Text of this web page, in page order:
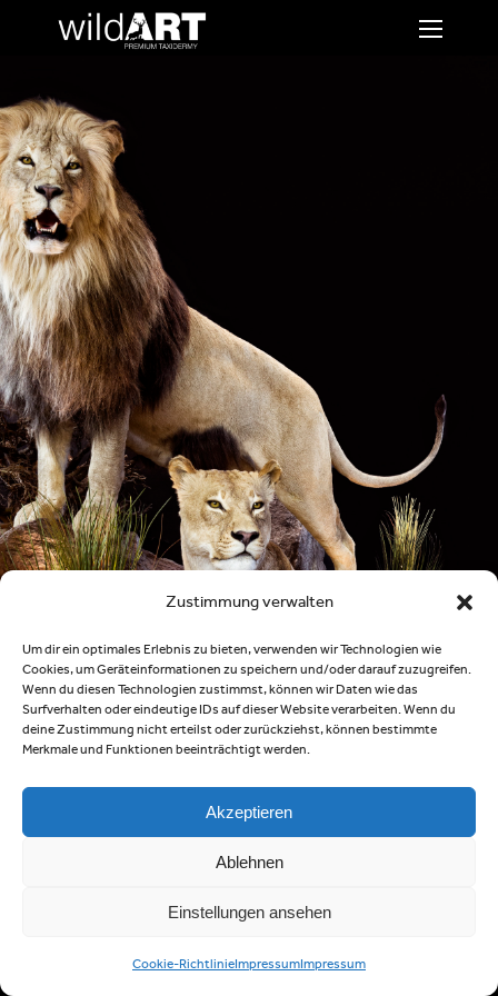
Zustimmung verwalten
Um dir ein optimales Erlebnis zu bieten, verwenden wir Technologien wie
Cookies, um Geräteinformationen zu speichern und/oder darauf zuzugreifen.
Wenn du diesen Technologien zustimmst, können wir Daten wie das
Surfverhalten oder eindeutige IDs auf dieser Website verarbeiten. Wenn du
deine Zustimmung nicht erteilst oder zurückziehst, können bestimmte
Merkmale und Funktionen beeinträchtigt werden.
Akzeptieren
Ablehnen
Einstellungen ansehen
Cookie-RichtlinieImpressumImpressum